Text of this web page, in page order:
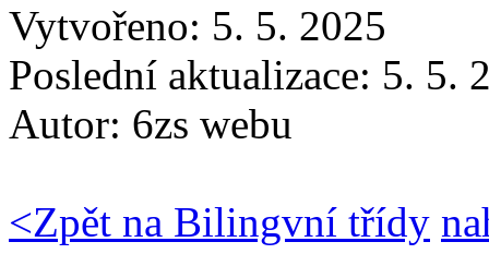
Vytvořeno: 5. 5. 2025
Poslední aktualizace: 5. 5.
Autor: 6zs webu
<Zpět na Bilingvní třídy